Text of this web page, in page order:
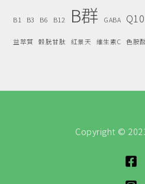
B1 B3 B6 B12 B群 GABA Q10
益萃質 穀胱甘肽 紅景天 維生素C 色胺
Copyright ©